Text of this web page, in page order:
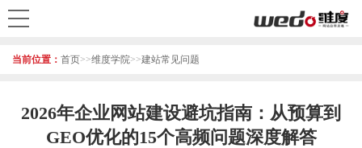
当前位置： 首页>>维度学院>>建站常见问题
2026年企业网站建设避坑指南：从预算到
GEO优化的15个高频问题深度解答